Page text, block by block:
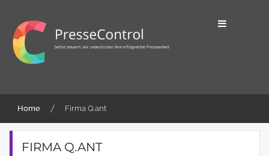
content
PresseControl
erfolgreiche Pressearbeit
Home Firma Q.ant
FIRMA Q.ANT